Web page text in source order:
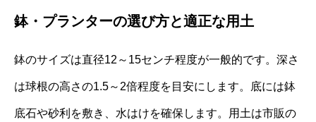
鉢・プランターの選び方と適正な用土
鉢のサイズは直径12～15センチ程度が一般的です。深さ
は球根の高さの1.5～2倍程度を目安にします。底には鉢
底石や砂利を敷き、水はけを確保します。用土は市販の